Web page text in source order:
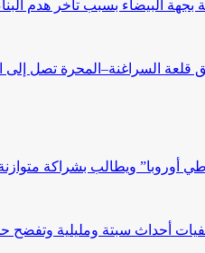
البيضاء بسبب تأخر هدم
قلعة السراغنة–المحرة تصل إلى
أوروبا” ويطالب بشراكة
أحداث سبتة ومليلية وتفضح